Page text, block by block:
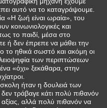
αυτό να το καταγράψουμε.
«Η ζωή είναι ωραία», του
κοινωνιολογικές και
το παιδί, μέσα στο
ή δεν έπρεπε να μάθει την
το ηθικά σωστό και ακόμη οι
των περιπτώσεων
«όχι» ξεκάθαρα, στην
ήταν η δουλειά των
τράβαγε κάτι πολύ πιθανόν
αλλά πολύ πιθανόν να